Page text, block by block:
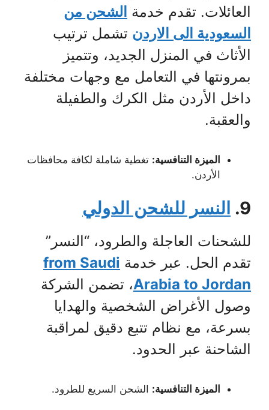
العائلات. تقدم خدمة الشحن من
السعودية الى الاردن تشمل ترتيب
الأثاث في المنزل الجديد، وتتميز
بمرونتها في التعامل مع وجهات مختلفة
داخل الأردن مثل الكرك والطفيلة
والعقبة.
الميزة التنافسية: تغطية شاملة لكافة محافظات
الأردن.
9. النسر للشحن الدولي
للشحنات العاجلة والطرود، “النسر”
تقدم الحل. عبر خدمة from Saudi
Arabia to Jordan، تضمن الشركة
وصول الأغراض الشخصية والهدايا
بسرعة، مع نظام تتبع دقيق لمراقبة
الشاحنة عبر الحدود.
الميزة التنافسية: الشحن السريع للطرود.